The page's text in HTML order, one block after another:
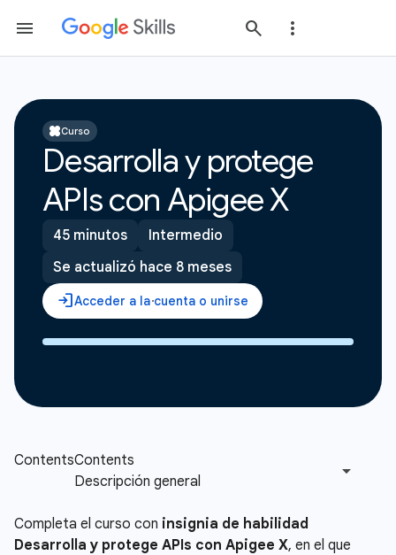
Curso
Desarrolla y protege
APIs con Apigee X
45 minutos
Intermedio
Se actualizó hace 8 meses
Completa el curso con insignia de habilidad
Desarrolla y protege APIs con Apigee X, en el que